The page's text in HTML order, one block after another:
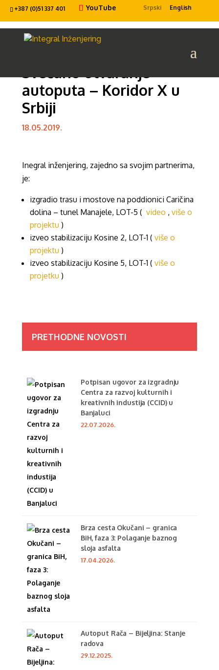
+387 (0)51 337 401 YouTube Srpski English
Svečano otvaranje
autoputa – Koridor X u
Srbiji
18.05.2019.
Inegral inženjering, zajedno sa svojim partnerima,
je:
izgradio trasu i mostove na poddionici Caričina
dolina – tunel Manajele, LOT-5 ( video , više o
projektu )
izveo stabilizaciju Kosine 2, LOT-1 ( više o
projektu )
izveo stabilizaciju Kosine 5, LOT-1 ( više o
projetku )
PRETHODNE NOVOSTI
Potpisan ugovor za izgradnju
Centra za razvoj kulturnih i
kreativnih industija (CCID) u
Banjaluci
22.07.2026.
Brza cesta Okučani – granica
BiH, faza 3: Polaganje baznog
sloja asfalta
17.04.2026.
Autoput Rača – Bijeljina: Stanje
radova
29.12.2025.